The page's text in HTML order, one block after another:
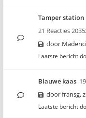
Tamper
21 Reacties
door
Laatste bericht
Blauwe kaas
doorfransg,
Laatste bericht